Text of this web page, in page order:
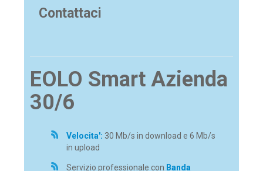
Contattaci
EOLO Smart Azienda
30/6
Velocita': 30 Mb/s in download e 6 Mb/s
in upload
Servizio professionale con Banda